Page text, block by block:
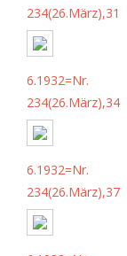
234(26.März),31
6.1932=Nr.
234(26.März),34
6.1932=Nr.
234(26.März),37